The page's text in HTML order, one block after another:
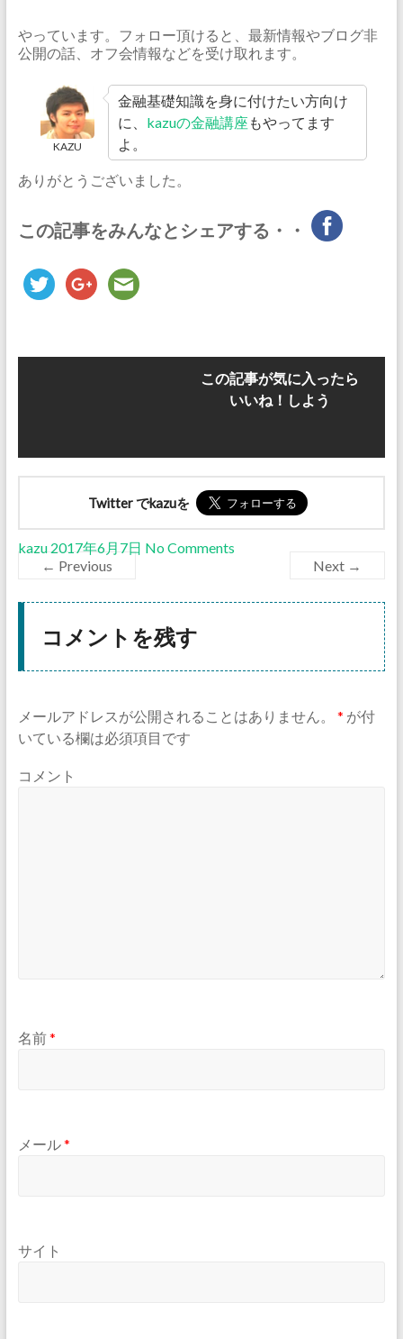
やっています。フォロー頂けると、最新情報やブログ非
公開の話、オフ会情報などを受け取れます。
KAZU
金融基礎知識を身に付けたい方向け
に、 kazuの金融講座 もやってます
よ。
ありがとうございました。
この記事をみんなとシェアする・・
この記事が気に入ったら
いいね！しよう
Twitter でkazuを
kazu 2017年6月7日 No Comments
← Previous
Next →
コメントを残す
メールアドレスが公開されることはありません。 * が付
いている欄は必須項目です
コメント
名前*
メール*
サイト